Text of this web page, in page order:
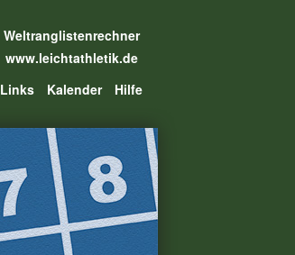
Weltranglistenrechner
www.leichtathletik.de
Links Kalender Hilfe